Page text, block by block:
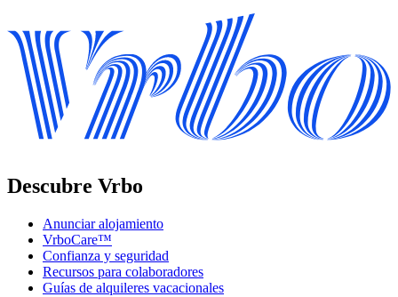
Descubre Vrbo
Anunciar alojamiento
VrboCare™
Confianza y seguridad
Recursos para colaboradores
Guías de alquileres vacacionales